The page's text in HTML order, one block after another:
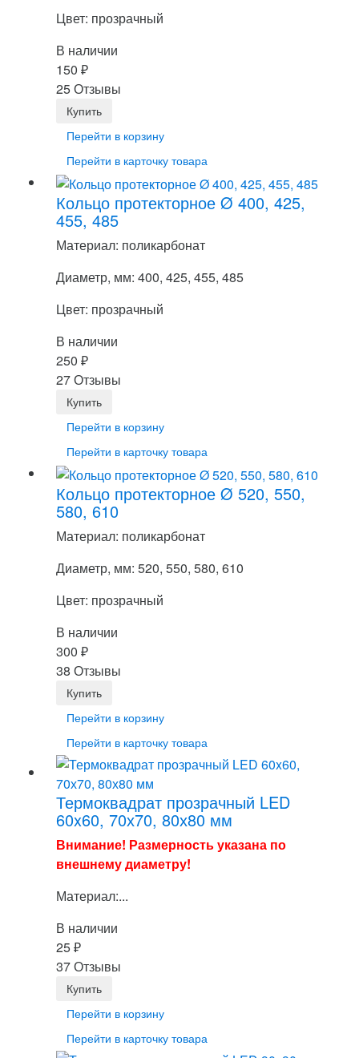
Цвет: прозрачный
В наличии
150 ₽
25 Отзывы
Перейти в корзину
Перейти в карточку товара
Кольцо протекторное Ø 400, 425,
455, 485
Материал: поликарбонат
Диаметр, мм: 400, 425, 455, 485
Цвет: прозрачный
В наличии
250 ₽
27 Отзывы
Перейти в корзину
Перейти в карточку товара
Кольцо протекторное Ø 520, 550,
580, 610
Материал: поликарбонат
Диаметр, мм: 520, 550, 580, 610
Цвет: прозрачный
В наличии
300 ₽
38 Отзывы
Перейти в корзину
Перейти в карточку товара
Термоквадрат прозрачный LED
60x60, 70х70, 80х80 мм
Внимание! Размерность указана по
внешнему диаметру!
Материал:...
В наличии
25₽
37 Отзывы
Перейти в корзину
Перейти в карточку товара